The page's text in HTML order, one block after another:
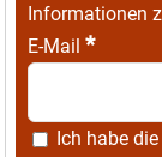
Informationen
E-Mail *
Ich habe die